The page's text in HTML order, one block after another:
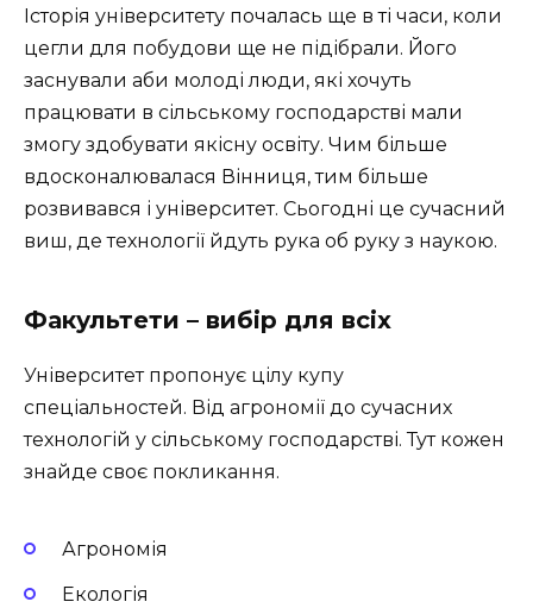
Історія університету почалась ще в ті часи, коли
цегли для побудови ще не підібрали. Його
заснували аби молоді люди, які хочуть
працювати в сільському господарстві мали
змогу здобувати якісну освіту. Чим більше
вдосконалювалася Вінниця, тим більше
розвивався і університет. Сьогодні це сучасний
виш, де технології йдуть рука об руку з наукою.
Факультети – вибір для всіх
Університет пропонує цілу купу
спеціальностей. Від агрономії до сучасних
технологій у сільському господарстві. Тут кожен
знайде своє покликання.
Агрономія
Екологія